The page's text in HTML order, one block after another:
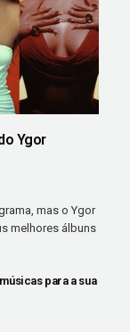
Ygor
mas o Ygor
melhores álbuns
para a sua